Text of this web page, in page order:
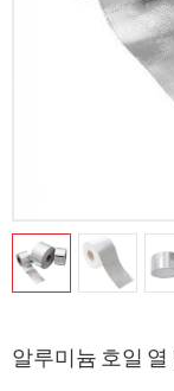
알루미늄 호일